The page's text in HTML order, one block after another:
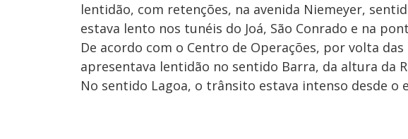
lentidão, com retenções, na avenida Niemeyer,
estava lento nos tunéis do Joá, São Conrado e na
De acordo com o Centro de Operações, por volta
apresentava lentidão no sentido Barra, da altura da
No sentido Lagoa, o trânsito estava intenso desde o